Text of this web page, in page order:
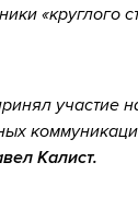
«круглого
участие
Калист.